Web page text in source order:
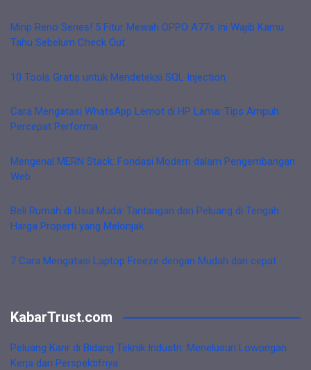
Mirip Reno Series! 5 Fitur Mewah OPPO A77s Ini Wajib Kamu
Tahu Sebelum Check Out
10 Tools Gratis untuk Mendeteksi SQL Injection
Cara Mengatasi WhatsApp Lemot di HP Lama: Tips Ampuh
Percepat Performa
Mengenal MERN Stack: Fondasi Modern dalam Pengembangan
Web
Beli Rumah di Usia Muda: Tantangan dan Peluang di Tengah
Harga Properti yang Melonjak
7 Cara Mengatasi Laptop Freeze dengan Mudah dan cepat
KabarTrust.com
Peluang Karir di Bidang Teknik Industri: Menelusuri Lowongan
Kerja dan Perspektifnya